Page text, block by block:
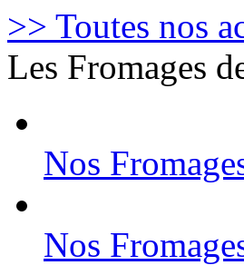
>> Toutes nos
Les Fromages
Nos
Nos